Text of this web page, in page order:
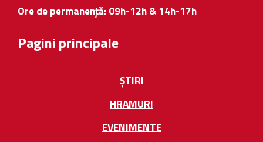
Ore de permanență: 09h-12h & 14h-17h
Pagini principale
ȘTIRI
HRAMURI
EVENIMENTE